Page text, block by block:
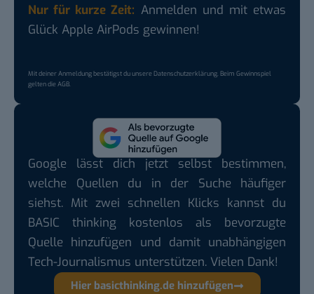
Nur für kurze Zeit: Anmelden und mit etwas
Glück Apple AirPods gewinnen!
Mit deiner Anmeldung bestätigst du unsereDatenschutzerklärung. Beim Gewinnspiel
gelten dieAGB.
Google lässt dich jetzt selbst bestimmen,
welche Quellen du in der Suche häufiger
siehst. Mit zwei schnellen Klicks kannst du
BASIC thinking kostenlos als bevorzugte
Quelle hinzufügen und damit unabhängigen
Tech-Journalismus unterstützen. Vielen Dank!
Hier basicthinking.de hinzufügen